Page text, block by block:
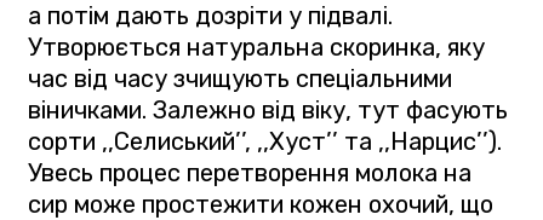
а потім дають дозріти у підвалі.
Утворюється натуральна скоринка, яку
час від часу зчищують спеціальними
віничками. Залежно від віку, тут фасують
сорти ,,Селиський’’, ,,Хуст’’ та ,,Нарцис’’).
Увесь процес перетворення молока на
сир може простежити кожен охочий, що